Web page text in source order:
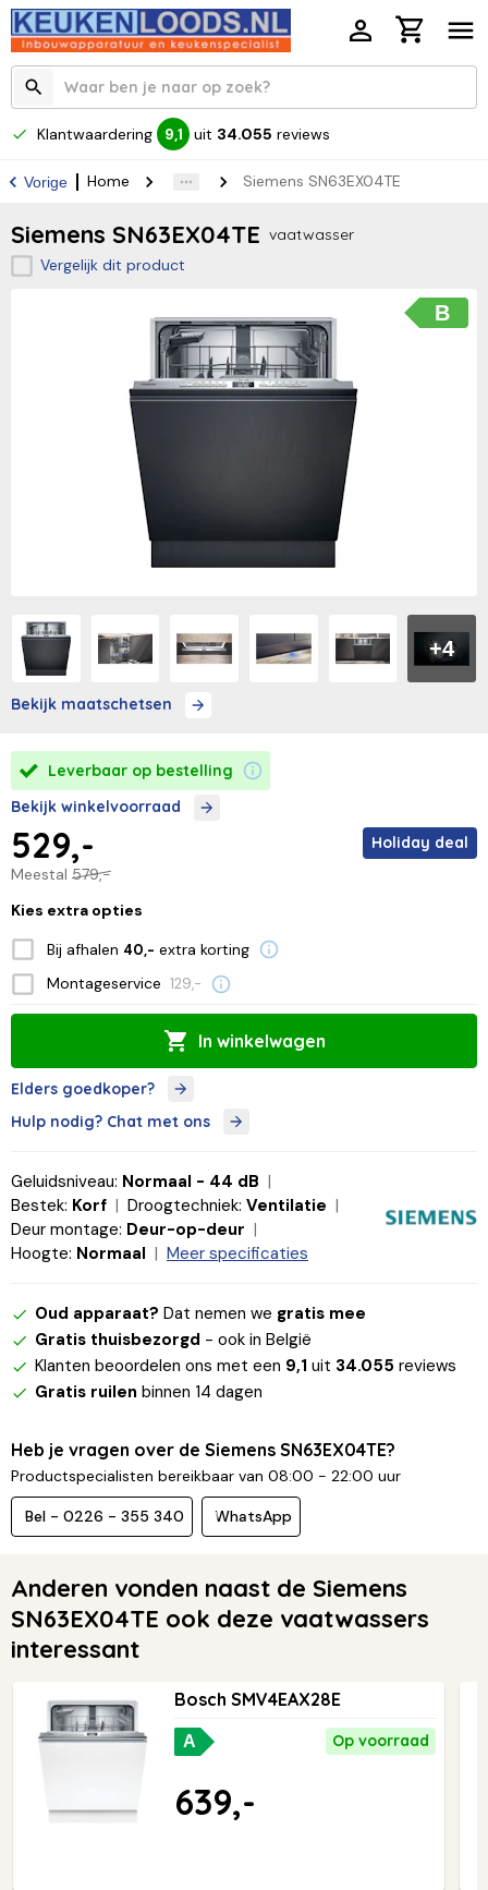
Klantwaardering 9,1 uit 34.055 reviews
Vorige Home Siemens SN63EX04TE
Siemens SN63EX04TE vaatwasser
Vergelijk dit product
+4
B
Bekijk maatschetsen
Leverbaar op bestelling
Bekijk winkelvoorraad
Meestal 579,-
529,- Holiday deal
Kies extra opties
Bij afhalen 40,- extra korting
Montageservice 129,-
In winkelwagen
Elders goedkoper?
Hulp nodig? Chat met ons
Geluidsniveau: Normaal - 44 dB
Bestek: Korf Droogtechniek: Ventilatie
Deur montage: Deur-op-deur
Hoogte: Normaal Meer specificaties
Oud apparaat? Dat nemen we gratis mee
Gratis thuisbezorgd - ook in België
Klanten beoordelen ons met een 9,1 uit 34.055 reviews
Gratis ruilen binnen 14 dagen
Heb je vragen over de Siemens SN63EX04TE?
Productspecialisten bereikbaar van 08:00 - 22:00 uur
Bel - 0226 - 355 340 WhatsApp
Anderen vonden naast de Siemens
SN63EX04TE ook deze vaatwassers
interessant
Bosch SMV4EAX28E
A Op voorraad
639,-